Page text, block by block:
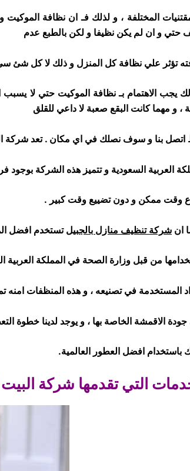
المختلفة ، و لذلك فـ ان نظافة
حتي و ان لم يكن نظيفا و لكن بالطبع عدم
تؤثر علي نظافة كل المنزل و ذلك لا كل شئ سئ
يجب الاهتمام بـ نظافة الموكيت حتي لا
، و مهما كانت البقع صعبة لا داعي للقلق
بنا و سوف نصلك في اي مكان . تعد شركة
العربية السعودية و تتميز هذه الشركة
وقت ممكن و دون تضييع وقت كبير .
ان شركة تنظيف منازل بالجبيل تستخدم افضل
من قبل وزارة الصحة في المملكة
المستخدمة في تصنيعه ، و هذه المنظفات امنه
الاقمشة الخاصة بها ، و يوجد لدينا خطوة
باستخدام افضل العطور العالمية.
التي تقدمها شركة